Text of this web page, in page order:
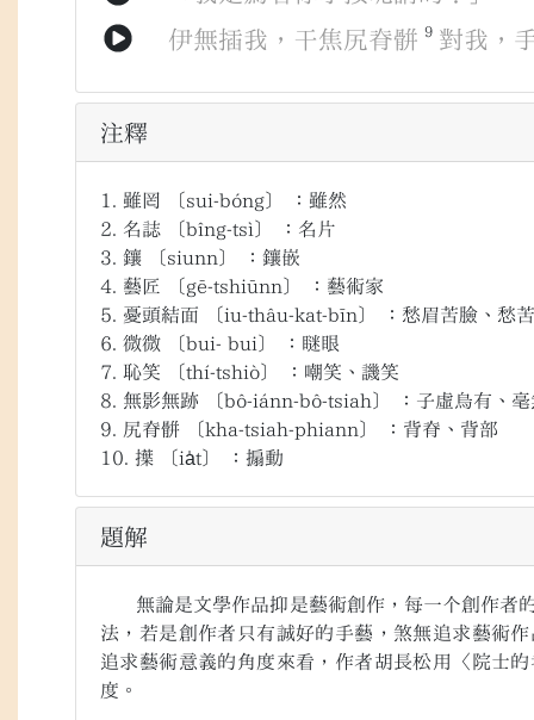
伊無插我 ， 干焦尻脊骿 9 對我 ，
注釋
1. 雖罔 〔sui-bóng〕
：雖然
2.
名誌 〔bîng-tsì〕
：名片
3.
鑲 〔siunn〕
：鑲嵌
4.
藝匠 〔gē-tshiūnn〕
：藝術家
5.
憂頭結面 〔iu-thâu-kat-bīn〕
：愁眉苦臉、愁苦
6.
微微 〔bui- bui〕
：瞇眼
7.
恥笑 〔thí-tshiò〕
：嘲笑、譏笑
8.
無影無跡 〔bô-iánn-bô-tsiah〕
：子虛烏有、
9.
尻脊骿 〔kha-tsiah-phiann〕
：背脊、背部
10.
擛 〔ia̍t〕 ：搧動
題解
無論是文學作品抑是藝術創作，每一个創作者
法，若是創作者只有誠好的手藝，煞無追求藝術
追求藝術意義的角度來看，作者胡長松用〈院士
度。